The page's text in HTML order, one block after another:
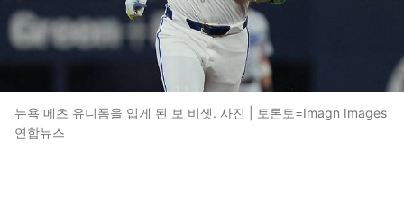
뉴욕 메츠 유니폼을 입게 된 보 비솃. 사진 | 토론토=Imagn Images
연합뉴스